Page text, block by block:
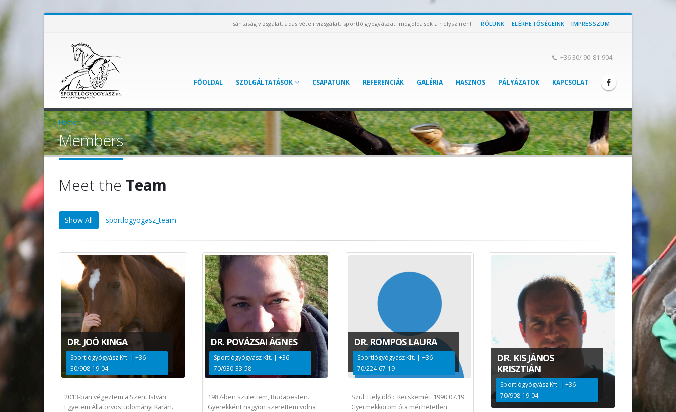
sántaság vizsgálat, adás vételi vizsgálat, sportló gyógyászati megoldások a helyszínen! RÓLUNK ELÉRHETŐSÉGEINK IMPRESSZUM
+36 30/ 90-81-904
FŐOLDAL SZOLGÁLTATÁSOK CSAPATUNK REFERENCIÁK GALÉRIA HASZNOS PÁLYÁZATOK KAPCSOLAT
Home Members
Members
Meet the Team
Show All sportlogyogasz_team
DR. JOÓ KINGA
Sportlógyógyász Kft. | +36
30/908-19-04
2013-ban végeztem a Szent István
Egyetem Állatorvostudományi Karán.
DR. POVÁZSAI ÁGNES
Sportlógyógyász Kft. | +36
70/930-33-58
1987-ben születtem, Budapesten.
Gyerekként nagyon szerettem volna
DR. ROMPOS LAURA
Sportlógyógyász Kft. | +36
70/224-67-19
Szül. Hely,idő.: Kecskemét: 1990.07.19
Gyermekkorom óta mérhetetlen
DR. KIS JÁNOS
KRISZTIÁN
Sportlógyógyász Kft. | +36
70/908-19-04